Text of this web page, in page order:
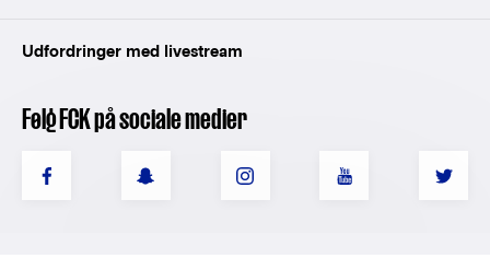
Udfordringer med livestream
Følg FCK på sociale medier